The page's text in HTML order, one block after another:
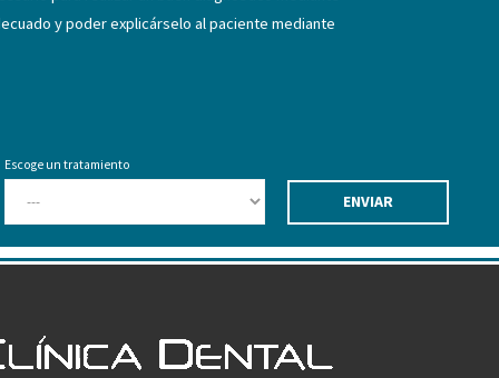
y poder explicárselo al paciente mediante
Escoge un tratamiento